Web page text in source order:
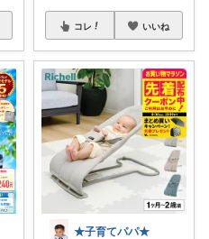
コレ いいね
★子育てパパ★